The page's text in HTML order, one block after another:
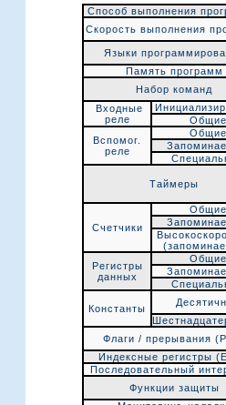
Способ выполнения
Скорость выполнения
Языки
Память программ
Набор команд
Входные
реле
Общие
Вспомог.
реле
Общие
Таймеры
Счетчики
Общие
Регистры
данных
Общие
Константы
Флаги / прерывания
Индексные регистры
Последовательный
Функции защиты